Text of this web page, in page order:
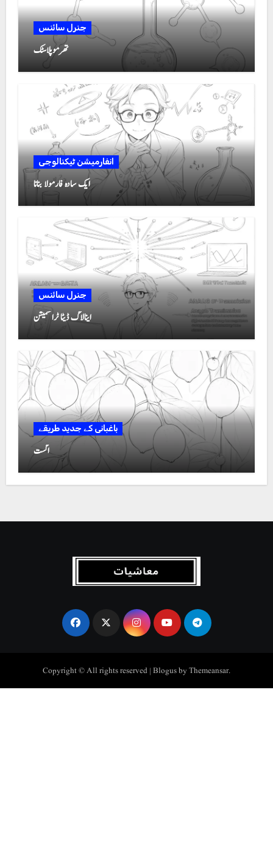
جنرل سائنس
تھرموپلاسٹک
انفارمیشن ٹیکنالوجی
ایک سادہ فارمولا بنانا
جنرل سائنس
اینالاگ ڈیٹا ٹرانسمیشن
باغبانی کے جدید طریقے
اگست
Copyright © All rights reserved |BlogusbyThemeansar.